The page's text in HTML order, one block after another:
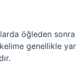
öğleden
genellikle